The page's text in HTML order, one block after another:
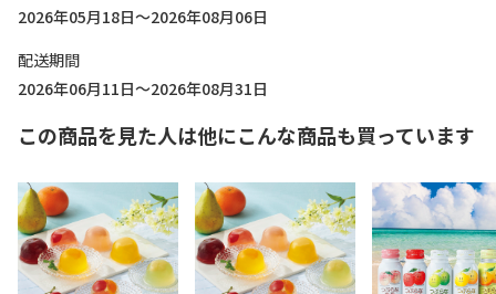
2026年05月18日～2026年08月06日
配送期間
2026年06月11日～2026年08月31日
この商品を見た人は他にこんな商品も買っています